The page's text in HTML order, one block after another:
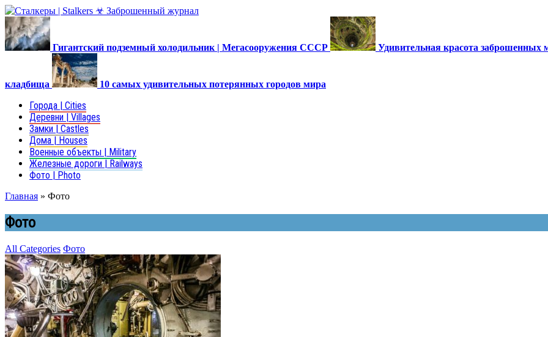
Гигантский подземный холодильник | Мегасооружения СССР Удивительная красота заброшенных
кладбища 10 самых удивительных потерянных городов мира
Города | Cities
Деревни | Villages
Замки | Castles
Дома | Houses
Военные объекты | Military
Железные дороги | Railways
Фото | Photo
Главная » Фото
Фото
All Categories Фото